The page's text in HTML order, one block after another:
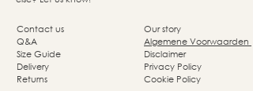
Our story
Algemene Voorwaarden
Disclaimer
Privacy Policy
Cookie Policy
Contact us
Q&A
Size Guide
Delivery
Returns